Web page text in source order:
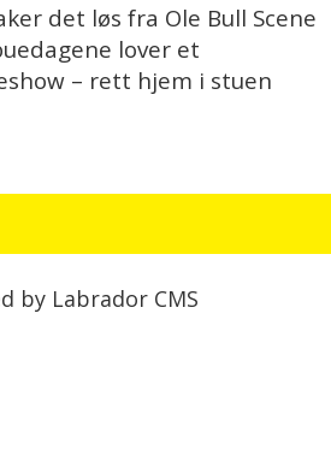
det løs fra Ole Bull Scene
lover et
– rett hjem i stuen
by Labrador CMS